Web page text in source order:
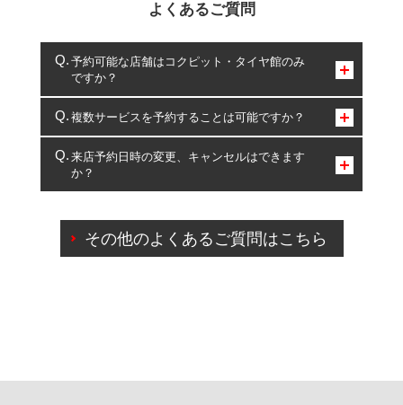
よくあるご質問
予約可能な店舗はコクピット・タイヤ館のみ
ですか？
コクピット・タイヤ館のみとなります。
複数サービスを予約することは可能ですか？
複数サービスのご予約は可能です。
一部の商品・サービスの組み合わせに限り、同時にご予約が
出来ないものもございます。
来店予約日時の変更、キャンセルはできます
か？
ご来店予約日の3営業日前を過ぎている場合のご予約
の日時変更につきましては、直接ご予約の店舗まで
その他のよくあるご質問はこちら